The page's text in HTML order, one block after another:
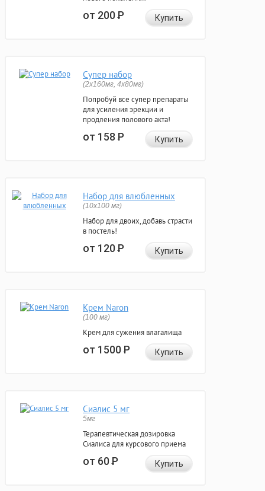
от 200Р Купить
Супер набор
(2х160мг, 4х80мг)
Попробуй все супер препараты
для усиления эрекции и
продления полового акта!
от 158Р Купить
Набор для влюбленных
(10х100 мг)
Набор для двоих, добавь страсти
в постель!
от 120Р Купить
Крем Naron
(100 мг)
Крем для сужения влагалища
от 1500Р Купить
Сиалис 5 мг
5мг
Терапевтическая дозировка
Сиалиса для курсового приема
от 60Р Купить